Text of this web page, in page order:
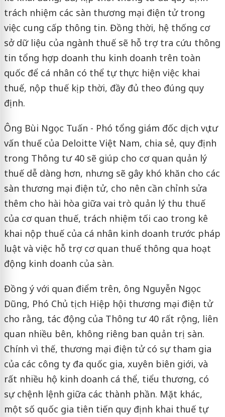
trách nhiệm các sàn thương mại điện tử trong
việc cung cấp thông tin. Đồng thời, hệ thống cơ
sở dữ liệu của ngành thuế sẽ hỗ trợ tra cứu thông
tin tổng hợp doanh thu kinh doanh trên toàn
quốc để cá nhân có thể tự thực hiện việc khai
thuế, nộp thuế kịp thời, đầy đủ theo đúng quy
định.
Ông Bùi Ngọc Tuấn - Phó tổng giám đốc dịch vụ tư
vấn thuế của Deloitte Việt Nam, chia sẻ, quy định
trong Thông tư 40 sẽ giúp cho cơ quan quản lý
thuế dễ dàng hơn, nhưng sẽ gây khó khăn cho các
sàn thương mại điện tử, cho nên cần chỉnh sửa
thêm cho hài hòa giữa vai trò quản lý thu thuế
của cơ quan thuế, trách nhiệm tối cao trong kê
khai nộp thuế của cá nhân kinh doanh trước pháp
luật và việc hỗ trợ cơ quan thuế thông qua hoạt
động kinh doanh của sàn.
Đồng ý với quan điểm trên, ông Nguyễn Ngọc
Dũng, Phó Chủ tịch Hiệp hội thương mại điện tử
cho rằng, tác động của Thông tư 40 rất rộng, liên
quan nhiều bên, không riêng ban quản trị sàn.
Chính vì thế, thương mại điện tử có sự tham gia
của các công ty đa quốc gia, xuyên biên giới, và
rất nhiều hộ kinh doanh cá thể, tiểu thương, có
sự chệnh lệnh giữa các thành phần. Mặt khác,
một số quốc gia tiên tiến quy định khai thuế tự